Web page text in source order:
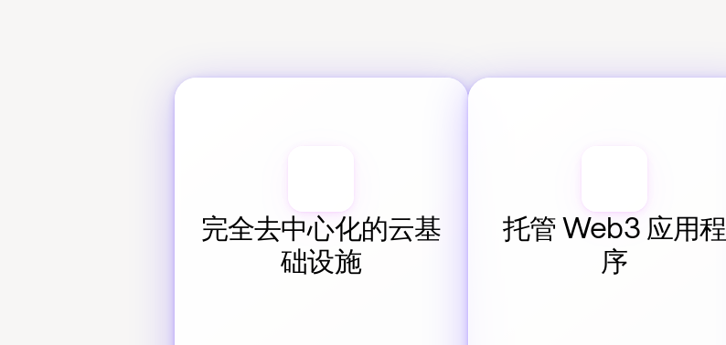
完全去中心化的云基
础设施
托管 Web3 应用程
序